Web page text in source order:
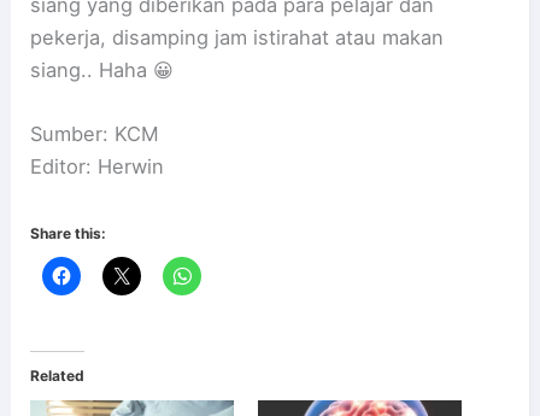
siang yang diberikan pada para pelajar dan
pekerja, disamping jam istirahat atau makan
siang.. Haha 😀
Sumber: KCM
Editor: Herwin
Share this:
Related